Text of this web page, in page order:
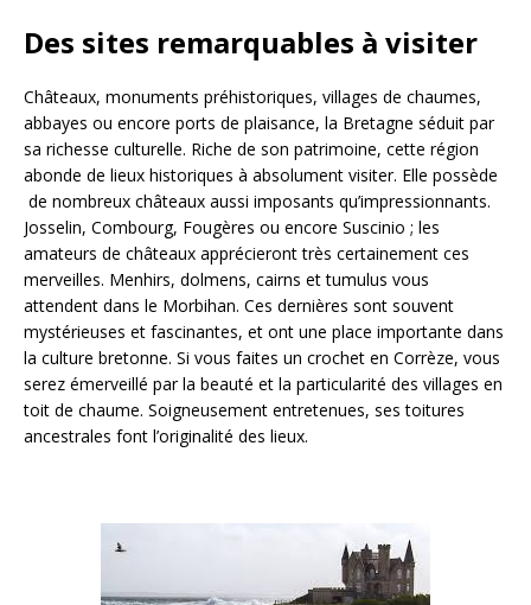
Des sites remarquables à visiter
Châteaux, monuments préhistoriques, villages de chaumes,
abbayes ou encore ports de plaisance, la Bretagne séduit par
sa richesse culturelle. Riche de son patrimoine, cette région
abonde de lieux historiques à absolument visiter. Elle possède
de nombreux châteaux aussi imposants qu’impressionnants.
Josselin, Combourg, Fougères ou encore Suscinio ; les
amateurs de châteaux apprécieront très certainement ces
merveilles. Menhirs, dolmens, cairns et tumulus vous
attendent dans le Morbihan. Ces dernières sont souvent
mystérieuses et fascinantes, et ont une place importante dans
la culture bretonne. Si vous faites un crochet en Corrèze, vous
serez émerveillé par la beauté et la particularité des villages en
toit de chaume. Soigneusement entretenues, ses toitures
ancestrales font l’originalité des lieux.